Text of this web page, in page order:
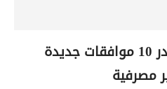
هيئة الرقابة المالية تصدر 10 موافقات جديدة
مصرفية